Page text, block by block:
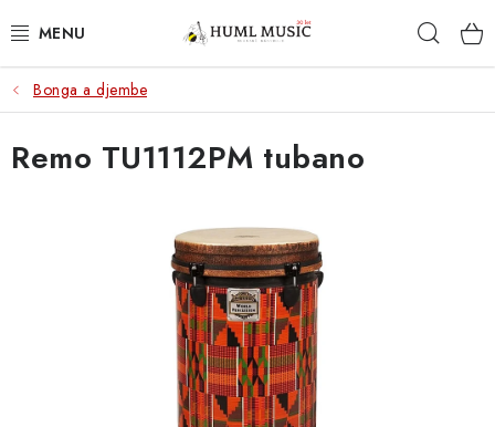
na
KYTARY
UKULELE
Bonga a djembe
Remo TU1112PM tubano